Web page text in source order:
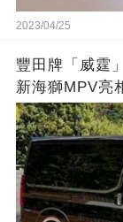
2023/04/25
豐田牌「威霆
新海獅MPV亮